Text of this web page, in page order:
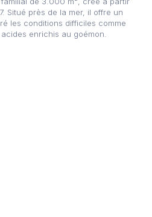
Situé près de la mer, il offre un
les conditions difficiles comme
enrichis au goémon.